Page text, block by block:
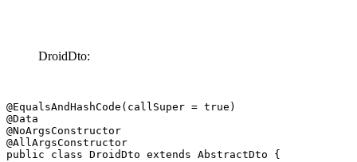
DroidDto:
@EqualsAndHashCode(callSuper = true)
@Data
@NoArgsConstructor
@AllArgsConstructor
public class DroidDto extends AbstractDto {